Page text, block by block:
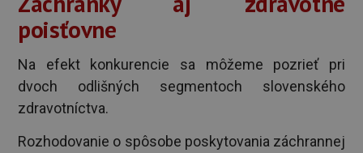
poisťovne
Na efekt konkurencie sa môžeme pozrieť pri
dvoch odlišných segmentoch slovenského
zdravotníctva.
Rozhodovanie o spôsobe poskytovania záchrannej